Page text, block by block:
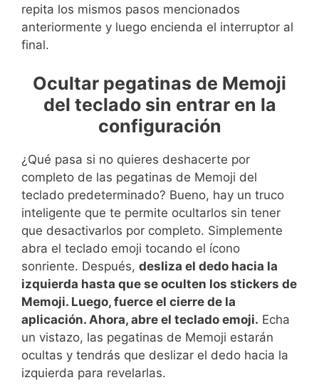
repita los mismos pasos mencionados
anteriormente y luego encienda el interruptor al
final.
Ocultar pegatinas de Memoji
del teclado sin entrar en la
configuración
¿Qué pasa si no quieres deshacerte por
completo de las pegatinas de Memoji del
teclado predeterminado? Bueno, hay un truco
inteligente que te permite ocultarlos sin tener
que desactivarlos por completo. Simplemente
abra el teclado emoji tocando el ícono
sonriente. Después, desliza el dedo hacia la
izquierda hasta que se oculten los stickers de
Memoji. Luego, fuerce el cierre de la
aplicación. Ahora, abre el teclado emoji. Echa
un vistazo, las pegatinas de Memoji estarán
ocultas y tendrás que deslizar el dedo hacia la
izquierda para revelarlas.